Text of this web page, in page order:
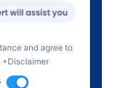
and agree to
+Disclaimer